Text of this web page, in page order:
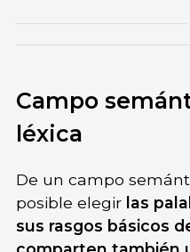
Campo
léxica
De un campo
posible elegir las
sus rasgos básicos